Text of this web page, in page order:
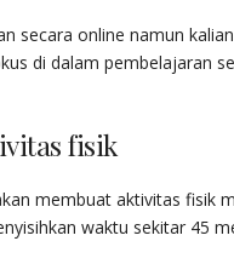
secara online namun
di dalam pembelajaran
fisik
membuat aktivitas
waktu sekitar 45